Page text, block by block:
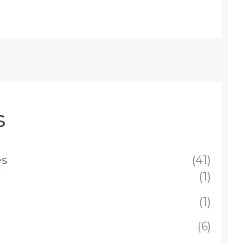
(41)
(1)
(1)
(6)